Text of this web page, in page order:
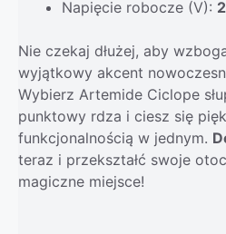
Napięcie robocze (V):
Nie czekaj dłużej, aby
wyjątkowy akcent
Wybierz Artemide Ciclope
punktowy rdza i ciesz się
funkcjonalnością w jednym.
teraz i przekształć swoje
magiczne miejsce!